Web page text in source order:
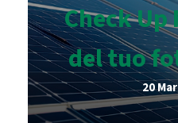
Check
del tuo
20